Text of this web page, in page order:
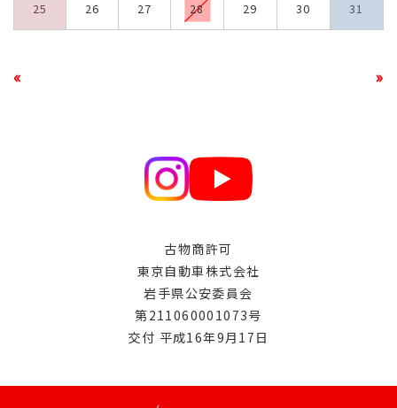
25 26 27 28 29 30 31
« »
古物商許可
東京自動車株式会社
岩手県公安委員会
第211060001073号
交付 平成16年9月17日